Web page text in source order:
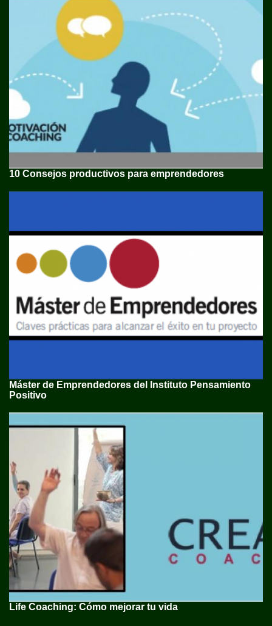
10 Consejos productivos para emprendedores
Máster de Emprendedores del Instituto Pensamiento
Positivo
Life Coaching: Cómo mejorar tu vida